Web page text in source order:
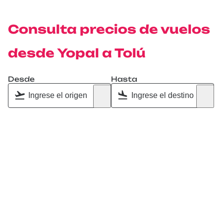
Consulta precios de vuelos
desde Yopal a Tolú
Desde Hasta